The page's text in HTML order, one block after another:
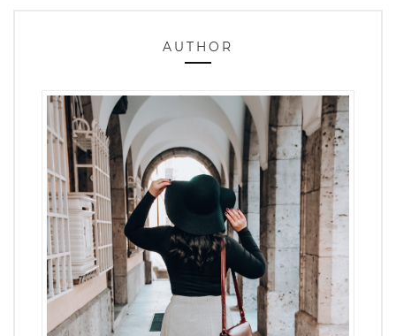
AUTHOR